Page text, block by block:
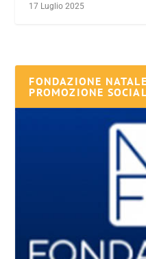
17 Luglio 2025
FONDAZIONE
PROMOZIONE